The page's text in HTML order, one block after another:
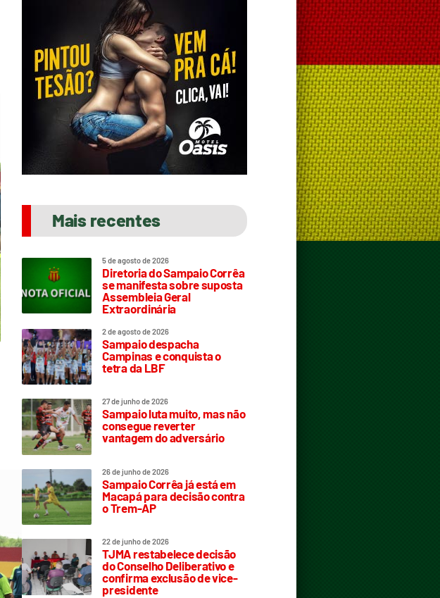
Mais recentes
5 de agosto de 2026
Diretoria do Sampaio Corrêa
se manifesta sobre suposta
Assembleia Geral
Extraordinária
2 de agosto de 2026
Sampaio despacha
Campinas e conquista o
tetra da LBF
27 de junho de 2026
Sampaio luta muito, mas não
consegue reverter
vantagem do adversário
26 de junho de 2026
Sampaio Corrêa já está em
Macapá para decisão contra
o Trem-AP
22 de junho de 2026
TJMA restabelece decisão
do Conselho Deliberativo e
confirma exclusão de vice-
presidente